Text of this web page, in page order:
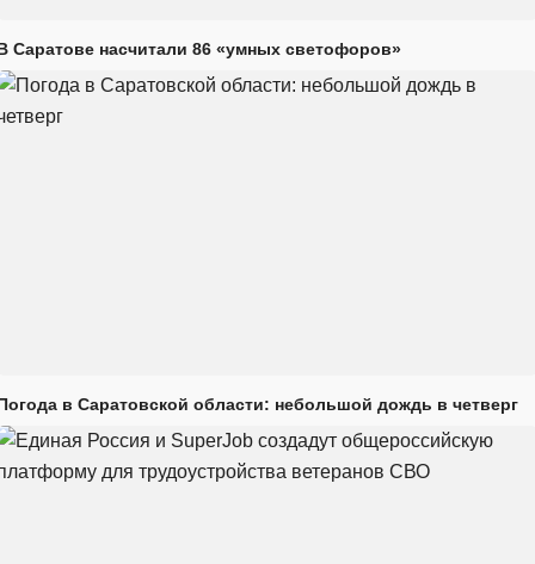
Саратове насчитали 86 «умных светофоров»
в Саратовской области: небольшой дождь в четверг